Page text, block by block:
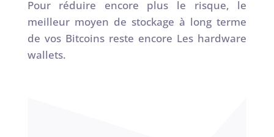
Pour réduire encore plus le risque, le
meilleur moyen de stockage à long terme
de vos Bitcoins reste encore Les hardware
wallets.